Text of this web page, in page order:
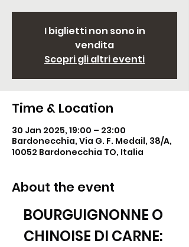
I biglietti non sono in
vendita
Scopri gli altri eventi
Time & Location
30 Jan 2025, 19:00 – 23:00
Bardonecchia, Via G. F. Medail, 38/A,
10052 Bardonecchia TO, Italia
About the event
BOURGUIGNONNE O
CHINOISE DI CARNE: